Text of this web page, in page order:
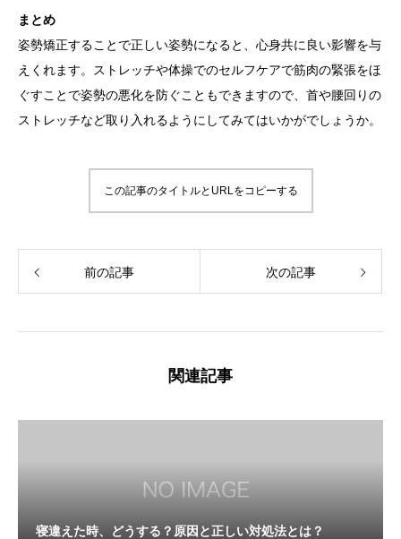
まとめ
姿勢矯正することで正しい姿勢になると、心身共に良い影響を与
えくれます。ストレッチや体操でのセルフケアで筋肉の緊張をほ
ぐすことで姿勢の悪化を防ぐこともできますので、首や腰回りの
ストレッチなど取り入れるようにしてみてはいかがでしょうか。
この記事のタイトルとURLをコピーする
前の記事 次の記事
関連記事
寝違えた時、どうする？原因と正しい対処法とは？